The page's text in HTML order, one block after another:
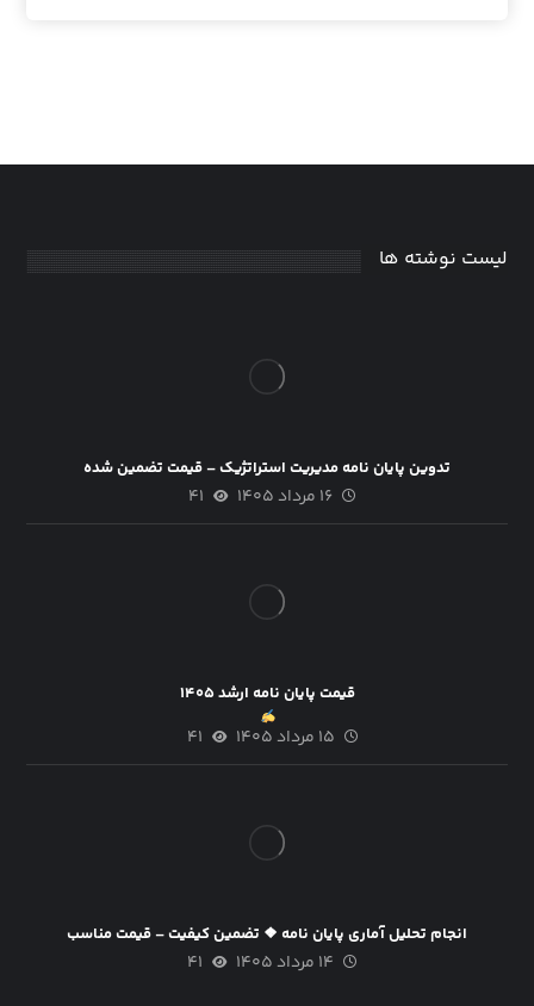
لیست نوشته ها
تدوین پایان نامه مدیریت استراتژیک – قیمت تضمین شده
۱۶ مرداد ۱۴۰۵ ۴۱
قیمت پایان نامه ارشد ۱۴۰۵
۱۵ مرداد ۱۴۰۵ ۴۱
انجام تحلیل آماری پایان نامه ❖ تضمین کیفیت – قیمت مناسب
۱۴ مرداد ۱۴۰۵ ۴۱